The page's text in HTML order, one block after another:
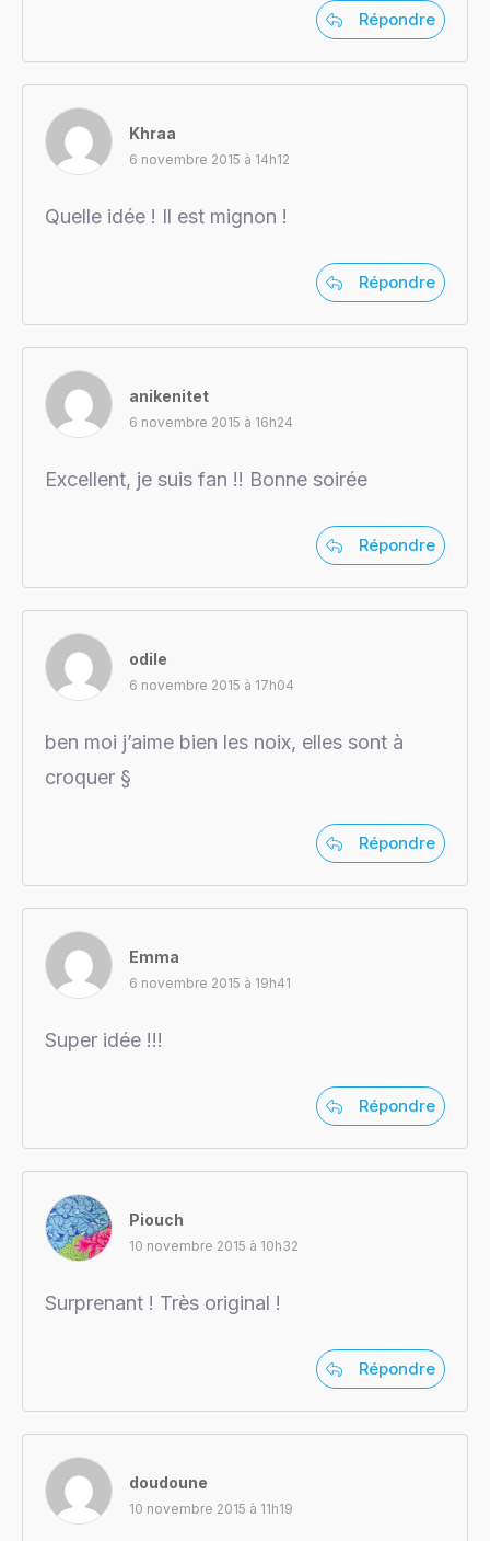
Répondre
Khraa
6 novembre 2015 à 14h12
Quelle idée ! Il est mignon !
Répondre
anikenitet
6 novembre 2015 à 16h24
Excellent, je suis fan !! Bonne soirée
Répondre
odile
6 novembre 2015 à 17h04
ben moi j’aime bien les noix, elles sont à
croquer §
Répondre
Emma
6 novembre 2015 à 19h41
Super idée !!!
Répondre
Piouch
10 novembre 2015 à 10h32
Surprenant ! Très original !
Répondre
doudoune
10 novembre 2015 à 11h19